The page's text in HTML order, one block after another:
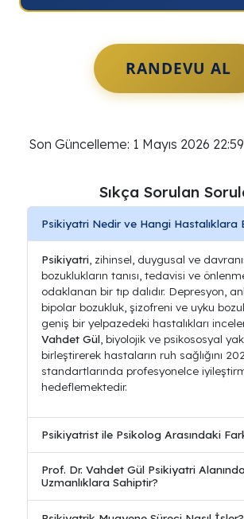
RANDEVU AL
Son Güncelleme: 1 Mayıs 2026 22:59